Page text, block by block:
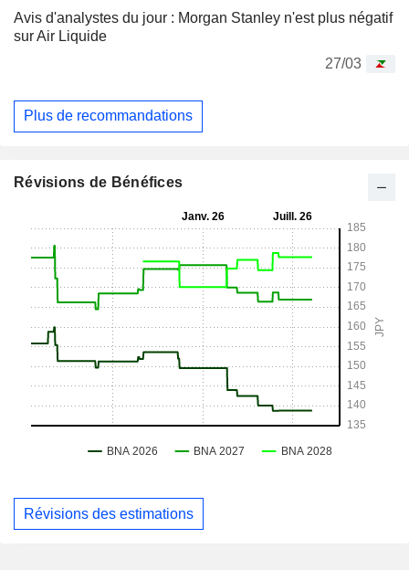
Avis d'analystes du jour : Morgan Stanley n'est plus négatif
sur Air Liquide
27/03
Plus de recommandations
Révisions de Bénéfices
Révisions des estimations